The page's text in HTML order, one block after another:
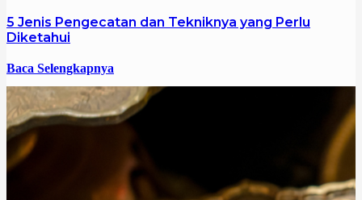
5 Jenis Pengecatan dan Tekniknya yang Perlu
Diketahui
Baca Selengkapnya